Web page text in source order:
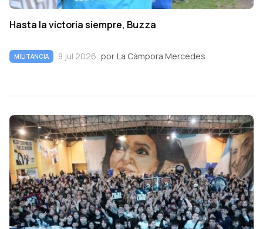
Hasta la victoria siempre, Buzza
MILITANCIA 8 jul 2026 por La Cámpora Mercedes